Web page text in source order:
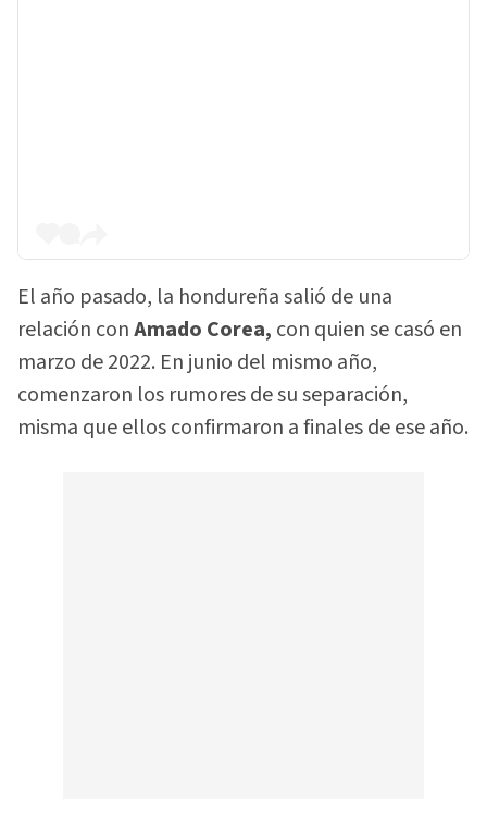
El año pasado, la hondureña salió de una
relación conAmado Corea, con quien se casó en
marzo de 2022. En junio del mismo año,
comenzaron los rumores de su separación,
misma que ellos confirmaron a finales de ese año.